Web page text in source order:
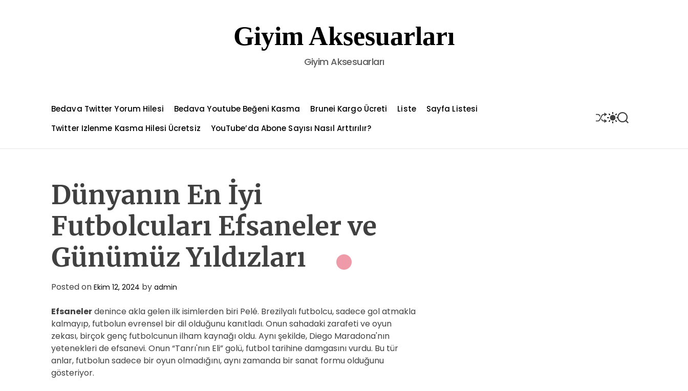
t
Giyim Aksesuarları
Giyim Aksesuarları
Bedava Twitter Yorum Hilesi Bedava Youtube Beğeni Kasma Brunei Kargo Ücreti Liste
Sayfa Listesi
Twitter Izlenme Kasma Hilesi Ücretsiz
YouTube’da Abone Sayısı Nasıl Arttırılır?
S
H
S
W
S
E
Dünyanın En İyi
Futbolcuları Efsaneler ve
Günümüz Yıldızları
Posted on Ekim 12, 2024 by admin
Efsanelerdenince akla gelen ilk isimlerden biri Pelé. Brezilyalı futbolcu, sadece gol atmakla
kalmayıp, futbolun evrensel bir dil olduğunu kanıtladı. Onun sahadaki zarafeti ve oyun
zekası, birçok genç futbolcunun ilham kaynağı oldu. Aynı şekilde, Diego Maradona'nın
yetenekleri de efsanevi. Onun “Tanrı'nın Eli” golü, futbol tarihine damgasını vurdu. Bu tür
anlar, futbolun sadece bir oyun olmadığını, aynı zamanda bir sanat formu olduğunu
gösteriyor.